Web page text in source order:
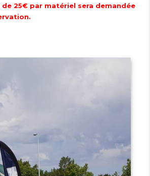
25€ par matériel sera demandée